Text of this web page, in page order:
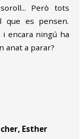
Però tots
es pensen.
encara ningú ha
anat a parar?
Esther